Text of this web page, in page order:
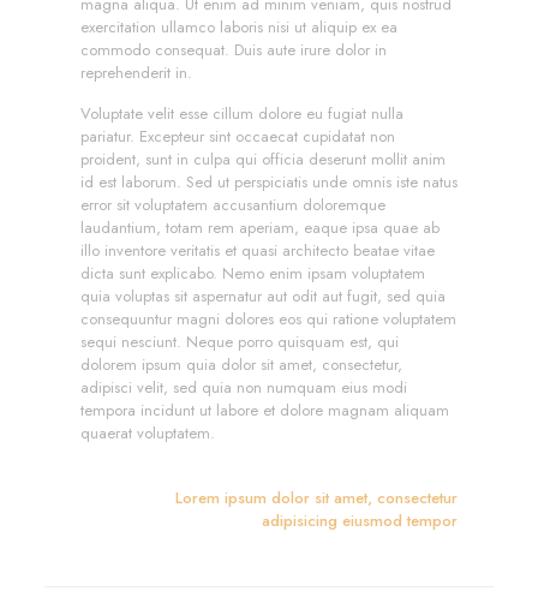
exercitation ullamco laboris nisi ut aliquip ex ea
commodo consequat. Duis aute irure dolor in
reprehenderit in.
Voluptate velit esse cillum dolore eu fugiat nulla
pariatur. Excepteur sint occaecat cupidatat non
proident, sunt in culpa qui officia deserunt mollit anim
id est laborum. Sed ut perspiciatis unde omnis iste natus
error sit voluptatem accusantium doloremque
laudantium, totam rem aperiam, eaque ipsa quae ab
illo inventore veritatis et quasi architecto beatae vitae
dicta sunt explicabo. Nemo enim ipsam voluptatem
quia voluptas sit aspernatur aut odit aut fugit, sed quia
consequuntur magni dolores eos qui ratione voluptatem
sequi nesciunt. Neque porro quisquam est, qui
dolorem ipsum quia dolor sit amet, consectetur,
adipisci velit, sed quia non numquam eius modi
tempora incidunt ut labore et dolore magnam aliquam
quaerat voluptatem.
Lorem ipsum dolor sit amet, consectetur
adipisicing eiusmod tempor